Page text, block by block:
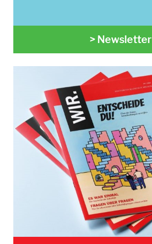
> Newsletter